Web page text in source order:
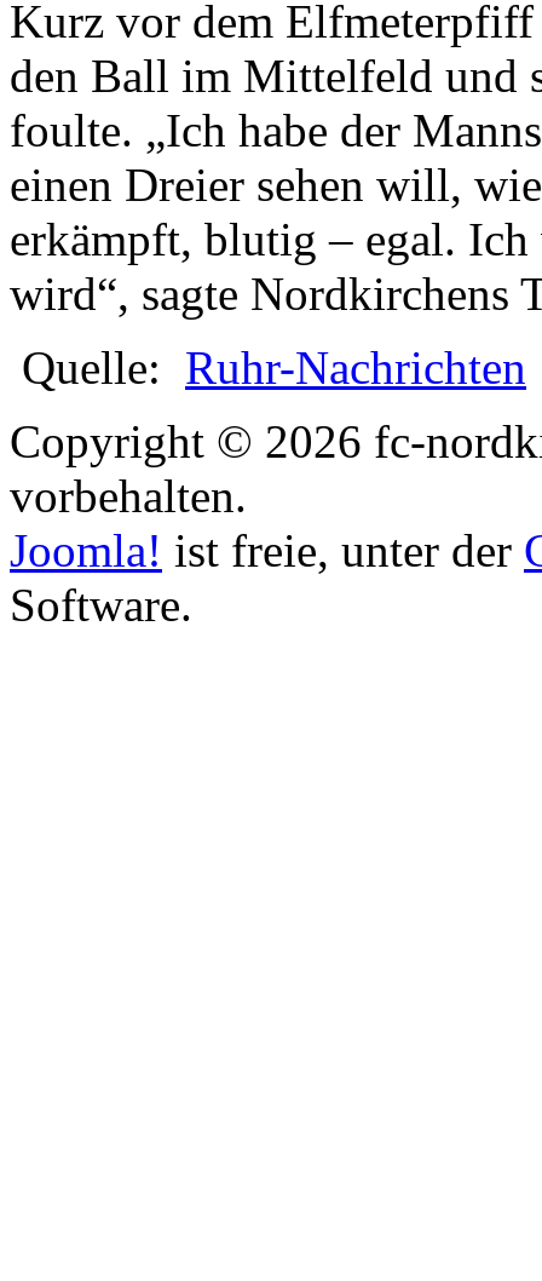
Kurz vor dem
den Ball im Mittelfeld und
foulte. „Ich habe der
einen Dreier sehen will,
erkämpft, blutig – egal. Ich
wird“, sagte Nordkirchens
Quelle: Ruhr-Nachrichten
Copyright © 2026 fc-
vorbehalten.
Joomla! ist freie, unter der
Software.